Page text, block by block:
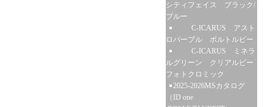
シティフェイス ブラック/
ブルー
C-ICARUS アスト
ロパープル ボルトルビー
C-ICARUS ミネラ
ルグリーン クリアルビー
フォトクロミック
2025-2026MSカタログ
（ID one